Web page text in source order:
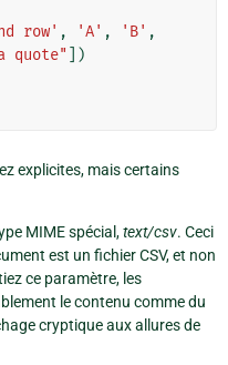
row' , 'A' , 'B' ,
quote" ])
explicites, mais certains
MIME spécial,text/csv. Ceci
est un fichier CSV, et non
ce paramètre, les
le contenu comme du
cryptique aux allures de